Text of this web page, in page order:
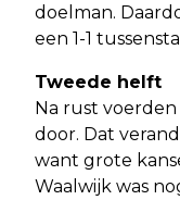
doelman.
een 1-1
Tweede helft
Na rust
door. Dat
want grote
Waalwijk was